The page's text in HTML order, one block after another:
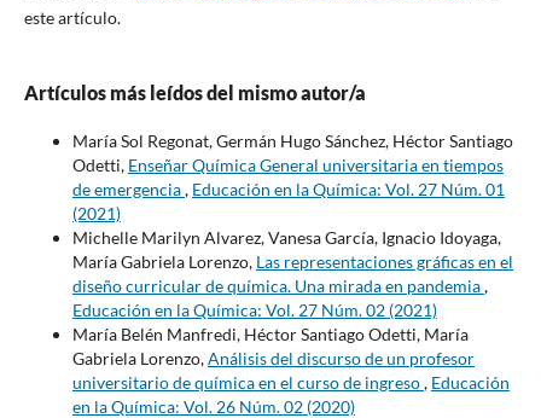
este artículo.
Artículos más leídos del mismo autor/a
María Sol Regonat, Germán Hugo Sánchez, Héctor Santiago
Odetti, Enseñar Química General universitaria en tiempos
de emergencia, Educación en la Química: Vol. 27 Núm. 01
(2021)
Michelle Marilyn Alvarez, Vanesa García, Ignacio Idoyaga,
María Gabriela Lorenzo, Las representaciones gráficas en el
diseño curricular de química. Una mirada en pandemia,
Educación en la Química: Vol. 27 Núm. 02 (2021)
María Belén Manfredi, Héctor Santiago Odetti, María
Gabriela Lorenzo,Análisis del discurso de un profesor
universitario de química en el curso de ingreso, Educación
en la Química: Vol. 26 Núm. 02 (2020)